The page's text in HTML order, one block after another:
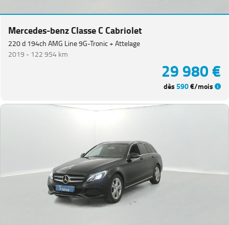
Mercedes-benz Classe C Cabriolet
220 d 194ch AMG Line 9G-Tronic + Attelage
2019 - 122 954 km
29 980 €
dès590€/mois